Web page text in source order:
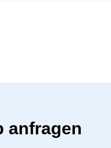
anfragen